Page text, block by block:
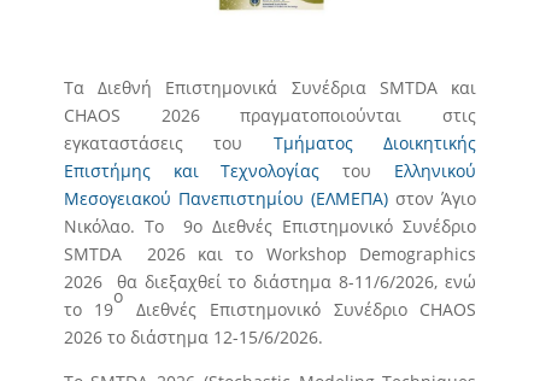
Tα Διεθνή Επιστημονικά Συνέδρια SMTDA και
CHAOS 2026 πραγματοποιούνται στις
εγκαταστάσεις του Τμήματος Διοικητικής
Επιστήμης και Τεχνολογίας του Ελληνικού
Μεσογειακού Πανεπιστημίου (ΕΛΜΕΠΑ) στον Άγιο
Νικόλαο. To 9o Διεθνές Επιστημονικό Συνέδριο
SMTDA 2026 και το Workshop Demographics
2026 θα διεξαχθεί το διάστημα 8-11/6/2026, ενώ
το 19
ο
Διεθνές Επιστημονικό Συνέδριο CHAOS
2026 το διάστημα 12-15/6/2026.